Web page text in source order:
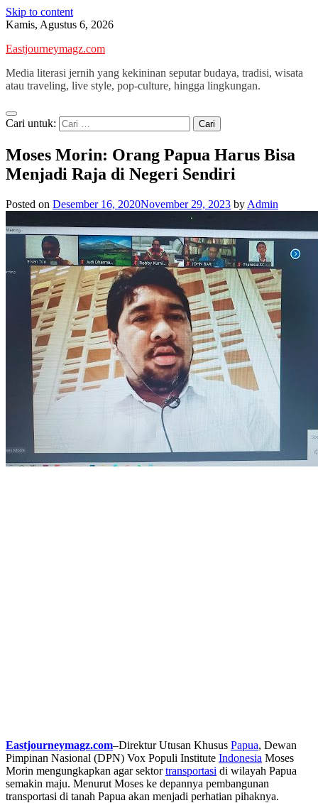
Skip to content
Kamis, Agustus 6, 2026
Eastjourneymagz.com
Media literasi jernih yang kekininan seputar budaya, tradisi, wisata
atau traveling, live style, pop-culture, hingga lingkungan.
Cari untuk:
Moses Morin: Orang Papua Harus Bisa
Menjadi Raja di Negeri Sendiri
Posted on Desember 16, 2020November 29, 2023 by Admin
Eastjourneymagz.com–Direktur Utusan Khusus Papua, Dewan
Pimpinan Nasional (DPN) Vox Populi Institute Indonesia Moses
Morin mengungkapkan agar sektortransportasi di wilayah Papua
semakin maju. Menurut Moses ke depannya pembangunan
transportasi di tanah Papua akan menjadi perhatian pihaknya.